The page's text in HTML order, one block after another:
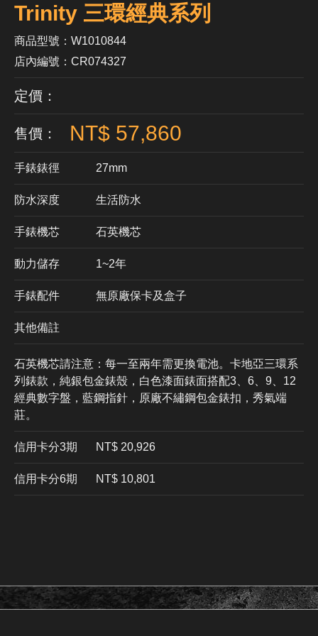
Trinity 三環經典系列
商品型號：W1010844
店內編號：CR074327
定價：
售價： NT$ 57,860
手錶錶徑 27mm
防水深度 生活防水
手錶機芯 ​石英機芯
動力儲存 1~2年
手錶配件 無原廠保卡及盒子
其他備註
石英機芯請注意：每一至兩年需更換電池。卡地亞三環系
列錶款，純銀包金錶殼，白色漆面錶面搭配3、6、9、12
經典數字盤，藍鋼指針，原廠不繡鋼包金錶扣，秀氣端
莊。
信用卡分3期 ​NT$ 20,926
信用卡分6期 NT$ 10,801